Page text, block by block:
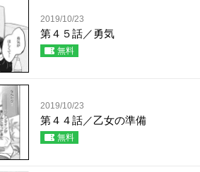
2019/10/23
第４５話／勇気
無料
2019/10/23
第４４話／乙女の準備
無料